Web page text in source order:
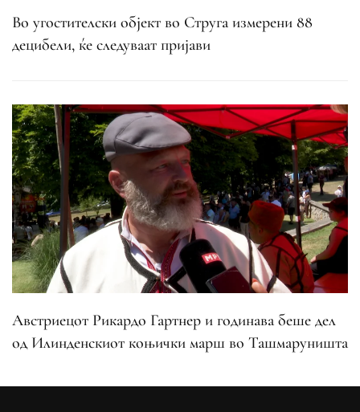
Во угостителски објект во Струга измерени 88
децибели, ќе следуваат пријави
Австриецот Рикардо Гартнер и годинава беше дел
од Илинденскиот коњички марш во Ташмаруништа